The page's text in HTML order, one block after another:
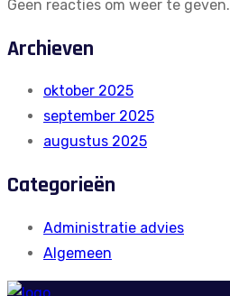
Geen reacties om weer te geven.
Archieven
oktober 2025
september 2025
augustus 2025
Categorieën
Administratie advies
Algemeen